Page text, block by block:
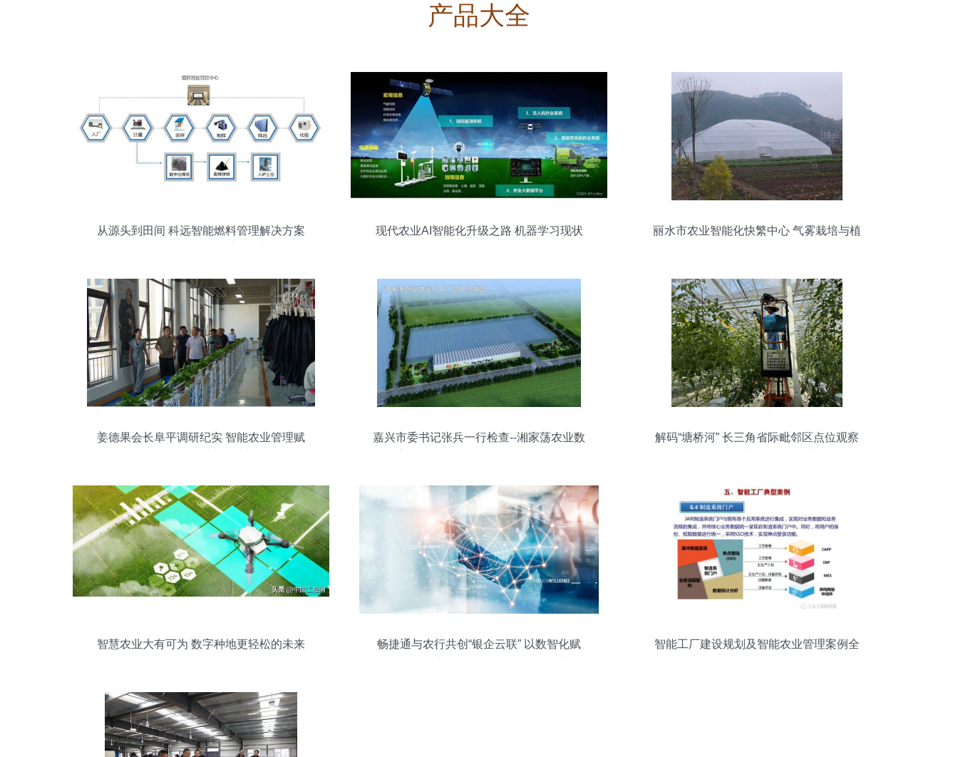
产品大全
从源头到田间 科远智能燃料管理解决方案
现代农业AI智能化升级之路 机器学习现状
丽水市农业智能化快繁中心 气雾栽培与植
姜德果会长阜平调研纪实 智能农业管理赋
嘉兴市委书记张兵一行检查--湘家荡农业数
解码“塘桥河” 长三角省际毗邻区点位观察
智慧农业大有可为 数字种地更轻松的未来
畅捷通与农行共创“银企云联” 以数智化赋
智能工厂建设规划及智能农业管理案例全